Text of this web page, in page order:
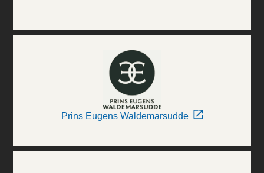
Prins Eugens Waldemarsudde